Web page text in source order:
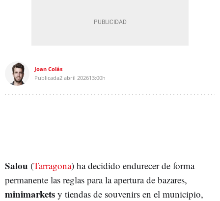
Joan Colás
Publicada2 abril 202613:00h
Salou (Tarragona) ha decidido endurecer de forma
permanente las reglas para la apertura de bazares,
minimarkets y tiendas de souvenirs en el municipio,